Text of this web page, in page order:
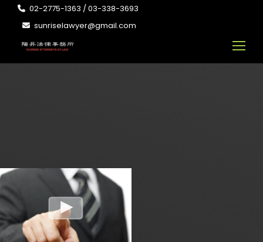
02-2775-1363 / 03-338-3693
sunriselawyer@gmail.com